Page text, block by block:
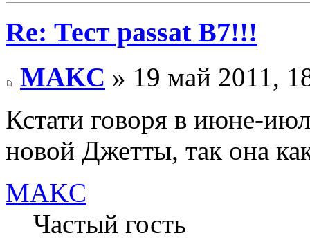
Re: Тест passat B7!!!
MAKC » 19 май 2011,
Кстати говоря в июне-
новой Джетты, так она
MAKC
Частый гость